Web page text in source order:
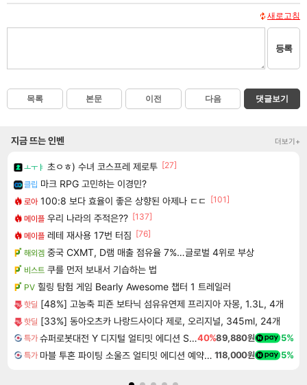
새로고침
등록
목록 본문 이전 다음 댓글보기
지금 뜨는 인벤 더보기+
ㅗㅜㅑ 초ㅇㅎ) 수녀 코스프레 제로투 [27]
클립 마크 RPG 고민하는 이경민?
로아 100:8 보다 효율이 좋은 상향된 아제나 ㄷㄷ
[101]
메이플 우리 나라의 주적은?? [137]
메이플 레테 재사용 17번 터짐 [76]
해외겜 중국 CXMT, D램 매출 점유율 7%…글로벌 4위로 부상
비스트 쿠를 먼저 보내서 기습하는 법
PV 힐링 탐험 게임 Bearly Awesome 챕터 1 트레일러
핫딜 [48%] 고농축 피죤 보타닉 섬유유연제 프리지아 자몽, 1.3L, 4개
핫딜 [33%] 동아오츠카 나랑드사이다 제로, 오리지널, 345ml, 24개
특가 슈퍼로봇대전 Y 디지털 얼티밋 에디션 Super Robot Wars Y Digital Ultimate Edition40%89,880원 5%
특가 마블 투혼 파이팅 소울즈 얼티밋 에디션 예약구매 MARVEL Tokon Fighting Souls Ultimate Edition Pre-Purchase 118,000원 5%